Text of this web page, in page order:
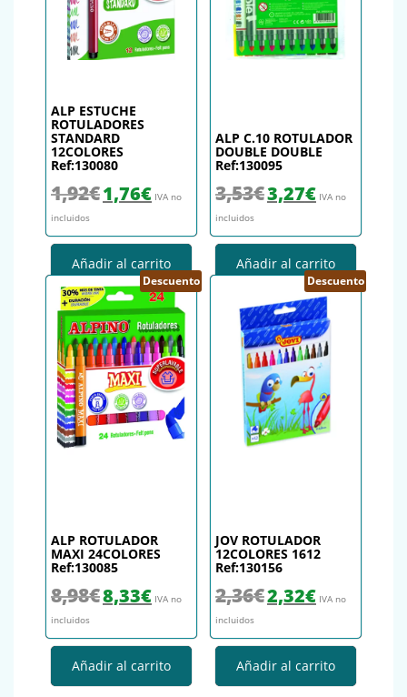
ALP ESTUCHE
ROTULADORES
STANDARD
12COLORES
Ref:130080
1,92€ El precio original era: 1,92€.
1,76€El precio actual es: 1,76€.
IVA no
incluidos
Añadir al carrito
ALP C.10 ROTULADOR
DOUBLE DOUBLE
Ref:130095
3,53€ El precio original era: 3,53€.
3,27€El precio actual
IVA no
incluidos
Añadir al carrito
Descuento
ALP ROTULADOR
MAXI 24COLORES
Ref:130085
8,98€ El precio original era: 8,98€.
8,33€El precio actual es: 8,33€.
IVA no
incluidos
Añadir al carrito
Descuento
JOV ROTULADOR
12COLORES 1612
Ref:130156
2,36€El precio original era: 2,36€.
2,32€El precio actual
IVA no
incluidos
Añadir al carrito